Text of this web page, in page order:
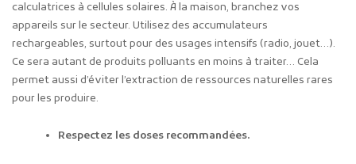
calculatrices à cellules solaires. À la maison, branchez vos
appareils sur le secteur. Utilisez des accumulateurs
rechargeables, surtout pour des usages intensifs (radio, jouet…).
Ce sera autant de produits polluants en moins à traiter… Cela
permet aussi d’éviter l’extraction de ressources naturelles rares
pour les produire.
Respectez les doses recommandées.